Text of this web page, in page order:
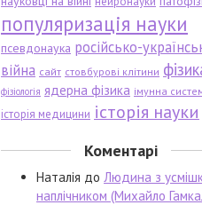
популяризація науки
псевдонаука російсько-
війна сайт стовбурові клітини
фізіологія ядерна фізика імунна
історія медицини історія науки
Коментарі
Наталія до Людина з
наплічником (Михайло